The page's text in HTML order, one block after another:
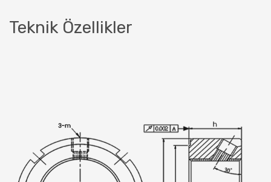
Teknik Özellikler